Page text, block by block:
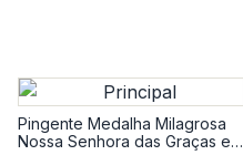
Pingente Medalha Milagrosa
Nossa Senhora das Graças em